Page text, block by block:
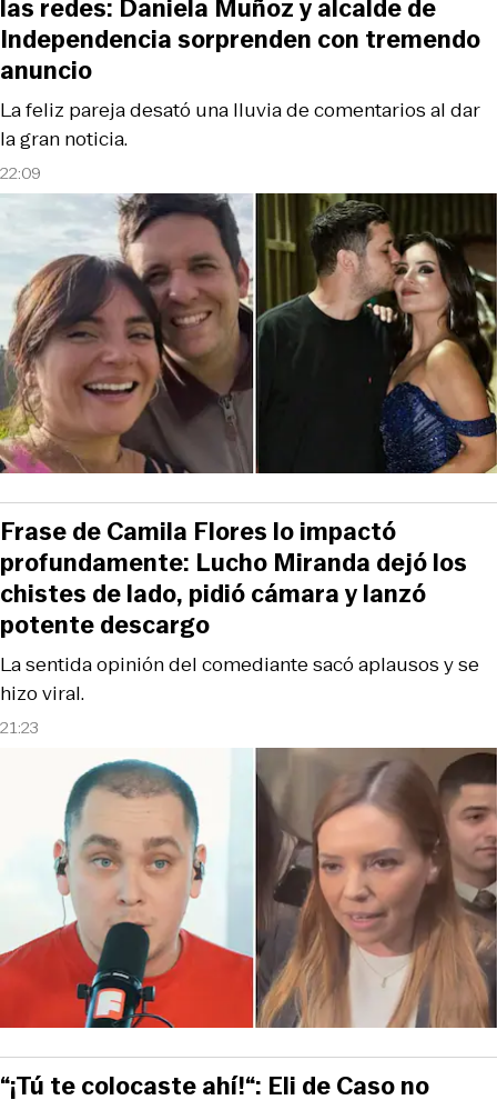
22:09
La feliz pareja desató una lluvia de comentarios al dar
la gran noticia.
las redes: Daniela Muñoz y alcalde de
Independencia sorprenden con tremendo
anuncio
21:23
La sentida opinión del comediante sacó aplausos y se
hizo viral.
Frase de Camila Flores lo impactó
profundamente: Lucho Miranda dejó los
chistes de lado, pidió cámara y lanzó
potente descargo
“¡Tú te colocaste ahí!“: Eli de Caso no